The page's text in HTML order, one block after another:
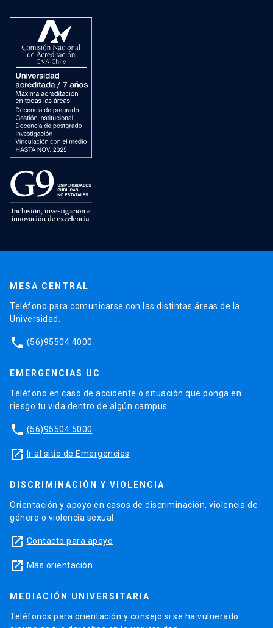
MESA CENTRAL
Teléfono para comunicarse con las distintas áreas de la
Universidad.
phone (56)95504 4000
EMERGENCIAS UC
Teléfono en caso de accidente o situación que ponga en
riesgo tu vida dentro de algún campus.
phone (56)95504 5000
launch Ir al sitio de Emergencias
DISCRIMINACIÓN Y VIOLENCIA
Orientación y apoyo en casos de discriminación, violencia de
género o violencia sexual.
launch Contacto para apoyo
launch Más orientación
MEDIACIÓN UNIVERSITARIA
Teléfonos para orientación y consejo si se ha vulnerado